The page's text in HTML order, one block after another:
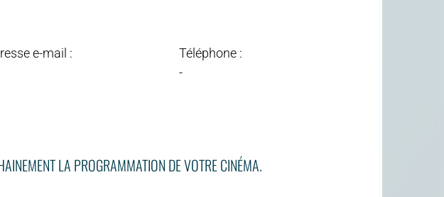
e-mail :
Téléphone :
-
LA PROGRAMMATION DE VOTRE CINÉMA.